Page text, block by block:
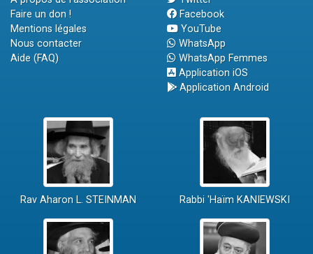
Faire un don !
Mentions légales
Nous contacter
Aide (FAQ)
Facebook
YouTube
WhatsApp
WhatsApp Femmes
Application iOS
Application Android
Rav Aharon L. STEINMAN Rabbi 'Haïm KANIEWSKI